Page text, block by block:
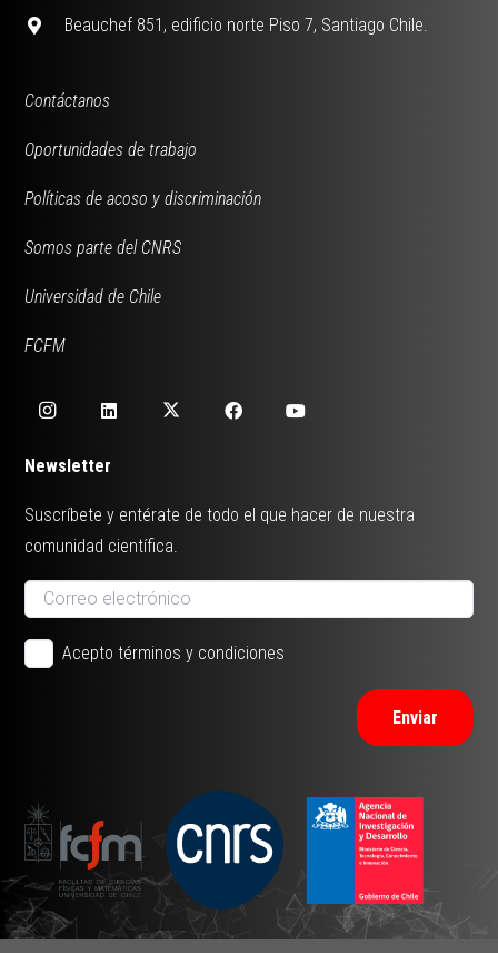
Beauchef 851, edificio norte Piso 7, Santiago Chile.
Contáctanos
Oportunidades de trabajo
Políticas de acoso y discriminación
Somos parte del CNRS
Universidad de Chile
FCFM
Newsletter
Suscríbete y entérate de todo el que hacer de nuestra
comunidad científica.
Acepto términos y condiciones
Enviar